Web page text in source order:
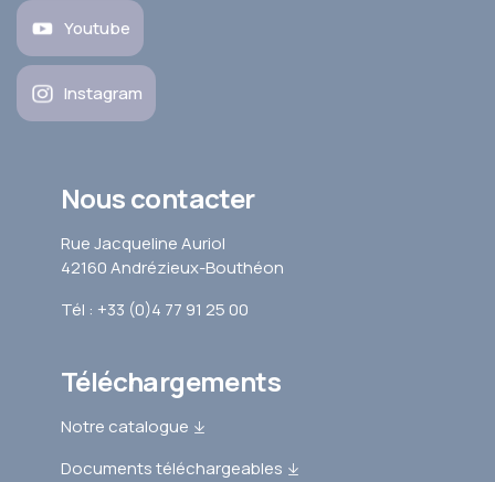
Youtube
Instagram
Nous contacter
Rue Jacqueline Auriol
42160 Andrézieux-Bouthéon
Tél : +33 (0)4 77 91 25 00
Téléchargements
Notre catalogue
Documents téléchargeables